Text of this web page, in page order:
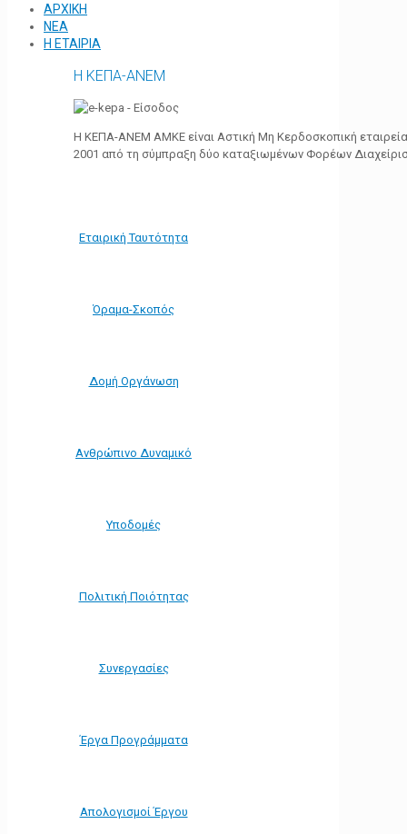
ΑΡΧΙΚΗ
ΝΕΑ
Η ΕΤΑΙΡΙΑ
Η ΚΕΠΑ-ΑΝΕΜ
Η ΚΕΠΑ-ΑΝΕΜ ΑΜΚΕ είναι Αστική Μη Κερδοσκοπική
2001 από τη σύμπραξη δύο καταξιωμένων Φορέων
Εταιρική Ταυτότητα
Όραμα-Σκοπός
Δομή Οργάνωση
Ανθρώπινο Δυναμικό
Υποδομές
Πολιτική Ποιότητας
Συνεργασίες
Έργα Προγράμματα
Απολογισμοί Έργου